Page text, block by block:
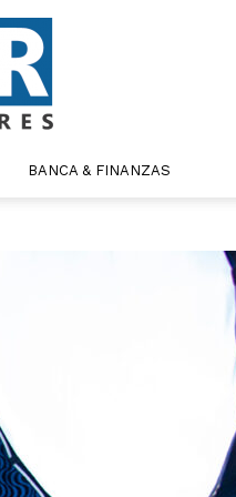
BANCA & FINANZAS